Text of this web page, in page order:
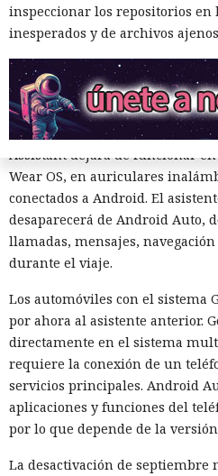
llamada, abriera una aplicación,
controlara el hogar inteligente.
prolongados y puede trabajar
contenido de la pantalla.
El reemplazo afectará no solo
Assistant dejará de funcionar
Wear OS, en auriculares
conectados a Android. El
desaparecerá de Android Auto,
llamadas, mensajes,
durante el viaje.
Los automóviles con el sistema
por ahora al asistente anterior.
directamente en el sistema
requiere la conexión de un
servicios principales. Android
aplicaciones y funciones del
por lo que depende de la
La desactivación de septiembre
inspeccionar los repositorios en
inesperados y de archivos
Respuestas
ChatGPT y
llevan a